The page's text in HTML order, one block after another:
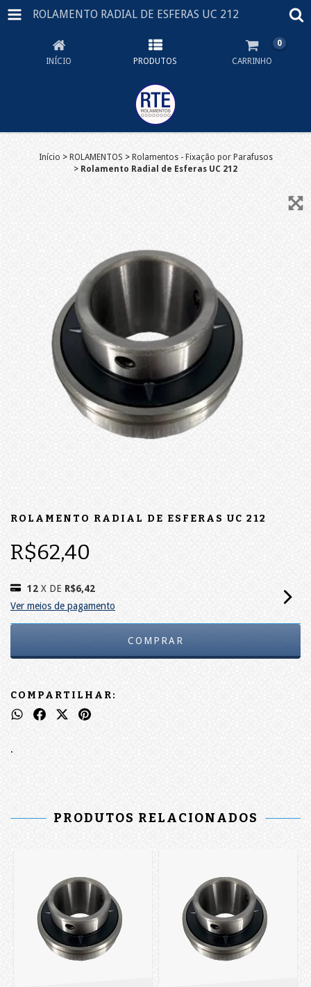
ROLAMENTO RADIAL DE ESFERAS UC 212
INÍCIO PRODUTOS CARRINHO
0
Início > ROLAMENTOS > Rolamentos - Fixação por Parafusos
> Rolamento Radial de Esferas UC 212
ROLAMENTO RADIAL DE ESFERAS UC 212
R$62,40
12 X DE R$6,42
Ver meios de pagamento
COMPARTILHAR:
.
PRODUTOS RELACIONADOS